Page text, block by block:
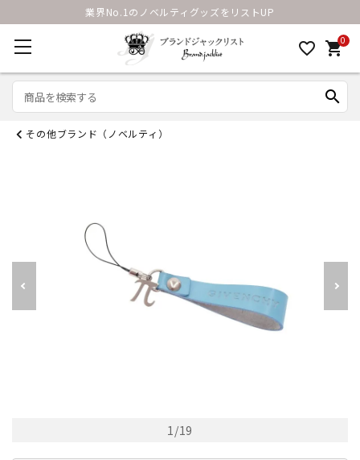
業界No.1のノベルティグッズをリストUP
favorite_border 0
shopping_cart
search
その他ブランド（ノベルティ）
1/19